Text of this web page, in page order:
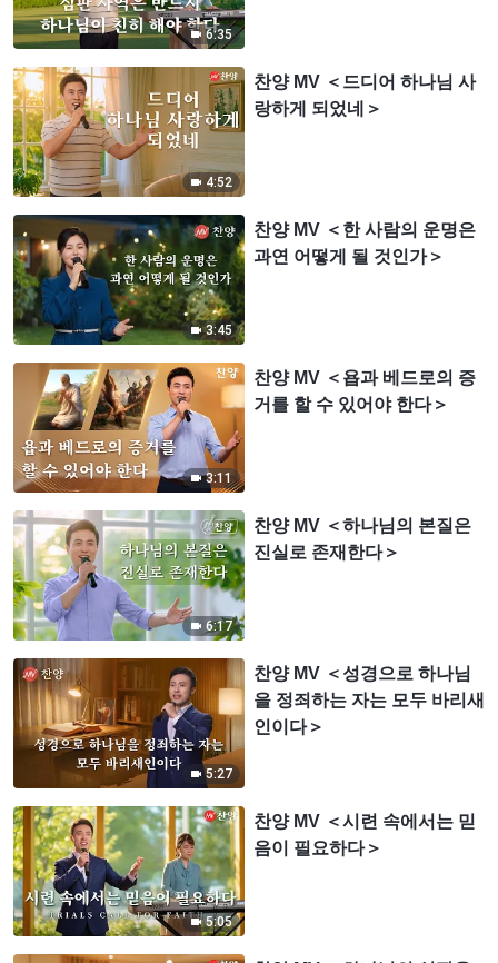
6:35
4:52
찬양 MV ＜드디어 하나님 사
랑하게 되었네＞
3:45
찬양 MV ＜한 사람의 운명은
과연 어떻게 될 것인가＞
3:11
찬양 MV ＜욥과 베드로의 증
거를 할 수 있어야 한다＞
6:17
찬양 MV ＜하나님의 본질은
진실로 존재한다＞
5:27
찬양 MV ＜성경으로 하나님
을 정죄하는 자는 모두 바리새
인이다＞
5:05
찬양 MV ＜시련 속에서는 믿
음이 필요하다＞